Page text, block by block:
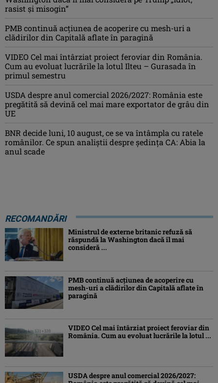
rasist şi misogin”
PMB continuă acțiunea de acoperire cu mesh-uri a
clădirilor din Capitală aflate în paragină
VIDEO Cel mai întârziat proiect feroviar din România.
Cum au evoluat lucrările la lotul Ilteu – Gurasada în
primul semestru
USDA despre anul comercial 2026/2027: România este
pregătită să devină cel mai mare exportator de grâu din
UE
BNR decide luni, 10 august, ce se va întâmpla cu ratele
românilor. Ce spun analiștii despre ședința CA: Abia la
anul scade
RECOMANDĂRI
Ministrul de externe britanic refuză să
răspundă la Washington dacă îl mai
consideră ...
PMB continuă acțiunea de acoperire cu
mesh-uri a clădirilor din Capitală aflate în
paragină
VIDEO Cel mai întârziat proiect feroviar din
România. Cum au evoluat lucrările la lotul ...
USDA despre anul comercial 2026/2027: